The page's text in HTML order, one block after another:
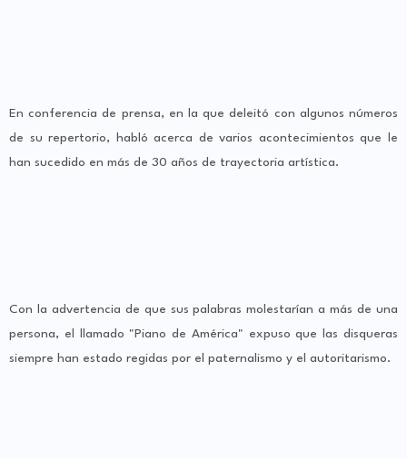
En conferencia de prensa, en la que deleitó con algunos números
de su repertorio, habló acerca de varios acontecimientos que le
han sucedido en más de 30 años de trayectoria artística.
Con la advertencia de que sus palabras molestarían a más de una
persona, el llamado "Piano de América" expuso que las disqueras
siempre han estado regidas por el paternalismo y el autoritarismo.